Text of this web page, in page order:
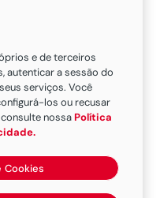
seguros
Tupassi
cidade.
e de terceiros
autenticar a sessão do
serviços. Você
los ou recusar
consulte nossaPolítica
Cookies